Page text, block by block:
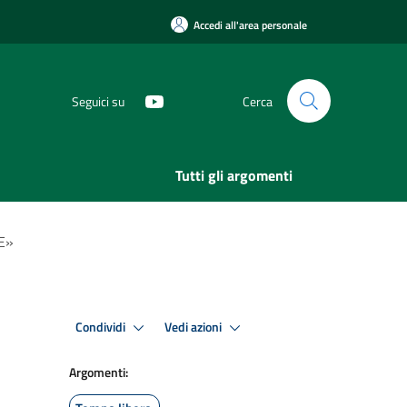
Accedi all'area personale
Seguici su Cerca
Tutti gli argomenti
Condividi Vedi azioni
Argomenti: